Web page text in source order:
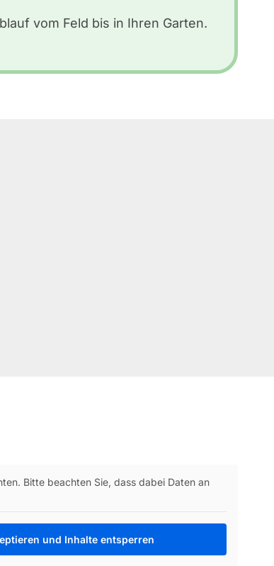
vom Feld bis in Ihren Garten.
Bitte beachten Sie, dass dabei Daten an
und Inhalte entsperren